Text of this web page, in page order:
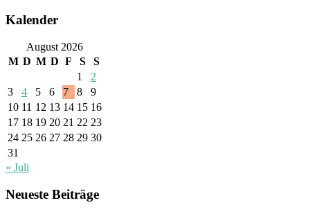
Kalender
August 2026
M D M D F S
S
1
2
3
4 5 6 7 8
9
10 11 12 13 14 15 16
17 18 19 20 21 22 23
24 25 26 27 28 29 30
31
« Juli
Neueste Beiträge